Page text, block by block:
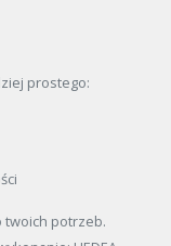
prostego:
twoich potrzeb.